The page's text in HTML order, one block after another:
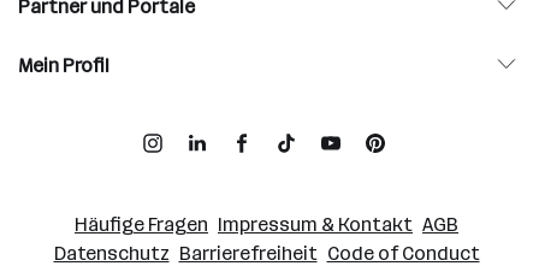
Partner und Portale
Mein Profil
Häufige Fragen Impressum & Kontakt AGB
Datenschutz Barrierefreiheit Code of Conduct